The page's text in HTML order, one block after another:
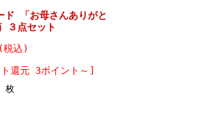
ド 「お母さんありがと
３点セット
込)
還元 3ポイント～]
枚